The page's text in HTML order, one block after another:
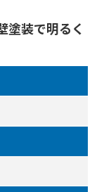
塗装で明るく